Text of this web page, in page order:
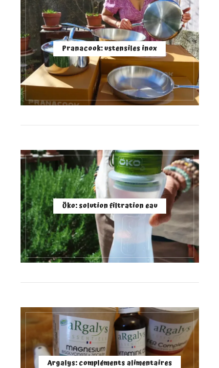
Pranacook: ustensiles inox
Öko: solution filtration eau
Argalys: compléments alimentaires